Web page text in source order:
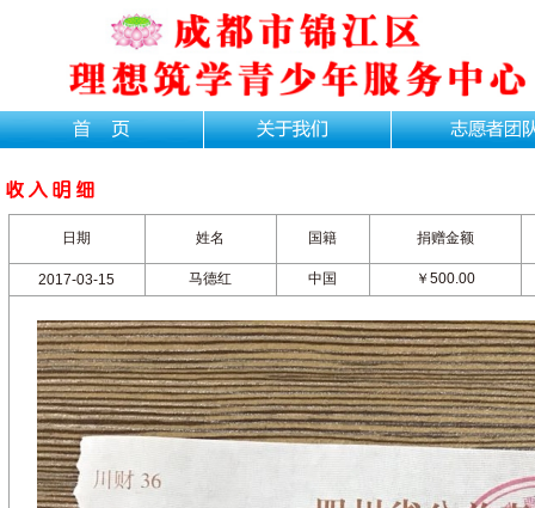
日期 姓名 国籍 捐赠金额
2017-03-15 马德红 中国 ￥500.00